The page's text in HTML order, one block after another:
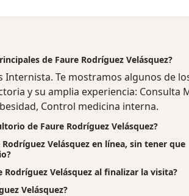
de Faure Rodríguez Velásquez?
Internista. Te mostramos algunos de
y su amplia experiencia: Consulta
Control medicina interna.
de Faure Rodríguez Velásquez?
Velásquez en línea, sin tener que
Rodríguez Velásquez al finalizar la visita?
Velásquez?